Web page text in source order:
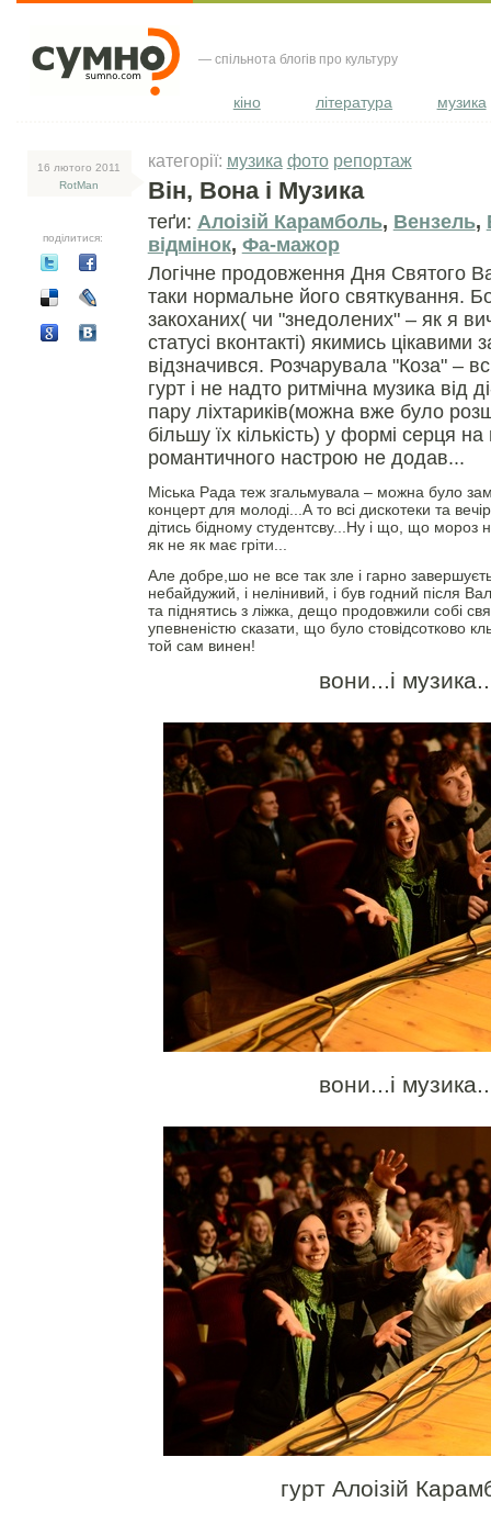
— спільнота блогів про культуру
кіно література музика
16 лютого 2011
RotMan
поділитися:
категорії: музика фото репортаж
Він, Вона і Музика
теґи: Алоізій Карамболь, Вензель,
відмінок, Фа-мажор
Логічне продовження Дня Святого
таки нормальне його святкування.
закоханих( чи "знедолених" – як я
статусі вконтакті) якимись цікавими
відзначився. Розчарувала "Коза" –
гурт і не надто ритмічна музика від
пару ліхтариків(можна вже було
більшу їх кількість) у формі серця
романтичного настрою не додав...
Міська Рада теж згальмувала – можна було
концерт для молоді...А то всі дискотеки та
дітись бідному студентсву...Ну і що, що
як не як має гріти...
Але добре,шо не все так зле і гарно
небайдужий, і нелінивий, і був годний після
та піднятись з ліжка, дещо продовжили собі
упевненістю сказати, що було стовідсотково
той сам винен!
вони...і
вони...і
гурт Алоізій